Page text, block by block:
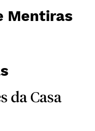
Mentiras
da Casa